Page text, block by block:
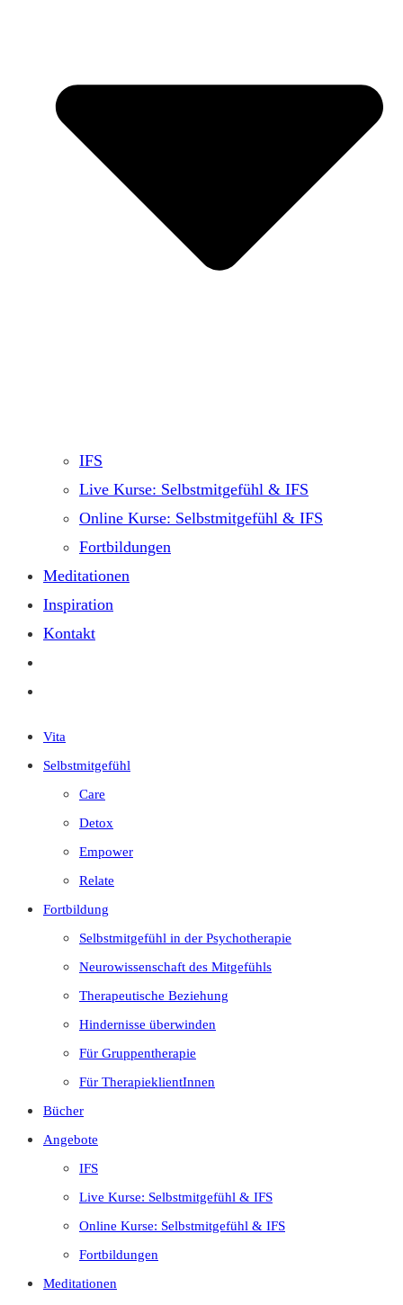
IFS
Live Kurse: Selbstmitgefühl & IFS
Online Kurse: Selbstmitgefühl & IFS
Fortbildungen
Meditationen
Inspiration
Kontakt
Vita
Selbstmitgefühl
Care
Detox
Empower
Relate
Fortbildung
Selbstmitgefühl in der Psychotherapie
Neurowissenschaft des Mitgefühls
Therapeutische Beziehung
Hindernisse überwinden
Für Gruppentherapie
Für TherapieklientInnen
Bücher
Angebote
IFS
Live Kurse: Selbstmitgefühl & IFS
Online Kurse: Selbstmitgefühl & IFS
Fortbildungen
Meditationen